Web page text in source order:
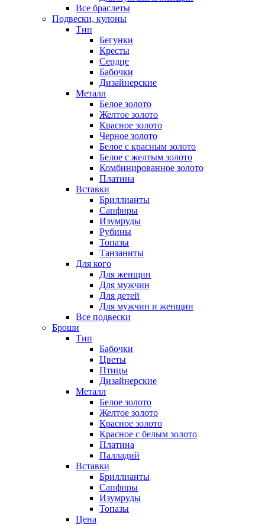
Все браслеты
Подвески, кулоны
Тип
Бегунки
Кресты
Сердце
Бабочки
Дизайнерские
Металл
Белое золото
Желтое золото
Красное золото
Черное золото
Белое с красным золото
Белое с желтым золото
Комбинированное золото
Платина
Вставки
Бриллианты
Сапфиры
Изумруды
Рубины
Топазы
Танзаниты
Для кого
Для женщин
Для мужчин
Для детей
Для мужчин и женщин
Все подвески
Броши
Тип
Бабочки
Цветы
Птицы
Дизайнерские
Металл
Белое золото
Желтое золото
Красное золото
Красное с белым золото
Платина
Палладий
Вставки
Бриллианты
Сапфиры
Изумруды
Топазы
Цена